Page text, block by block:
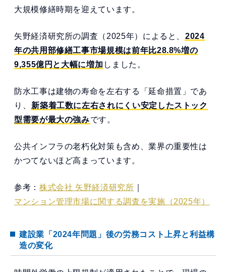
大規模修繕時期を迎えています。
矢野経済研究所の調査（2025年）によると、 2024
年の共用部修繕工事市場規模は前年比28.8%増の
9,355億円と大幅に増加 しました。
防水工事は建物の寿命を左右する「延命措置」であ
り、
新築着工数に左右されにくい安定したストック
型需要が最大の強みです。
公共インフラの老朽化対策も含め、業界の重要性は
かつてないほど高まっています。
参考： 株式会社 矢野経済研究所
マンション管理市場に関する調査を実施（2025年）
建設業「2024年問題」後の労務コスト上昇と利益構
造の変化